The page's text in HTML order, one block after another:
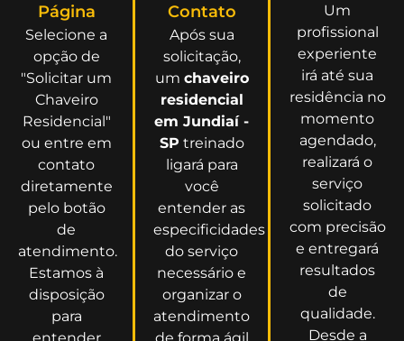
Página
Selecione a
opção de
"Solicitar um
Chaveiro
Residencial"
ou entre em
contato
diretamente
pelo botão
de
atendimento.
Estamos à
disposição
para
Contato
Após sua
solicitação,
um chaveiro
residencial
em Jundiaí -
SP treinado
ligará para
você
entender as
especificidades
do serviço
necessário e
organizar o
atendimento
Um
profissional
experiente
irá até sua
residência no
momento
agendado,
realizará o
serviço
solicitado
com precisão
e entregará
resultados
de
qualidade.
Desde a